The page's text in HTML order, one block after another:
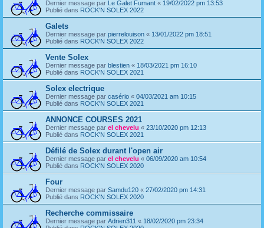
Dernier message par Le Galet Fumant « 19/02/2022 pm 13:53
Publié dans ROCK'N SOLEX 2022
Galets
Dernier message par pierrelouison « 13/01/2022 pm 18:51
Publié dans ROCK'N SOLEX 2022
Vente Solex
Dernier message par blestien « 18/03/2021 pm 16:10
Publié dans ROCK'N SOLEX 2021
Solex electrique
Dernier message par casério « 04/03/2021 am 10:15
Publié dans ROCK'N SOLEX 2021
ANNONCE COURSES 2021
Dernier message par el chevelu « 23/10/2020 pm 12:13
Publié dans ROCK'N SOLEX 2021
Défilé de Solex durant l'open air
Dernier message par el chevelu « 06/09/2020 am 10:54
Publié dans ROCK'N SOLEX 2020
Four
Dernier message par Samdu120 « 27/02/2020 pm 14:31
Publié dans ROCK'N SOLEX 2020
Recherche commissaire
Dernier message par Adrien311 « 18/02/2020 pm 23:34